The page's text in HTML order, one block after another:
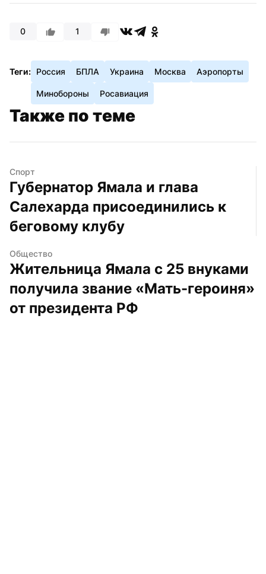
0 1
Теги: Россия БПЛА Украина Москва Аэропорты
Минобороны Росавиация
Также по теме
Спорт
Губернатор Ямала и глава
Салехарда присоединились к
беговому клубу
Общество
Жительница Ямала с 25 внуками
получила звание «Мать-героиня»
от президента РФ